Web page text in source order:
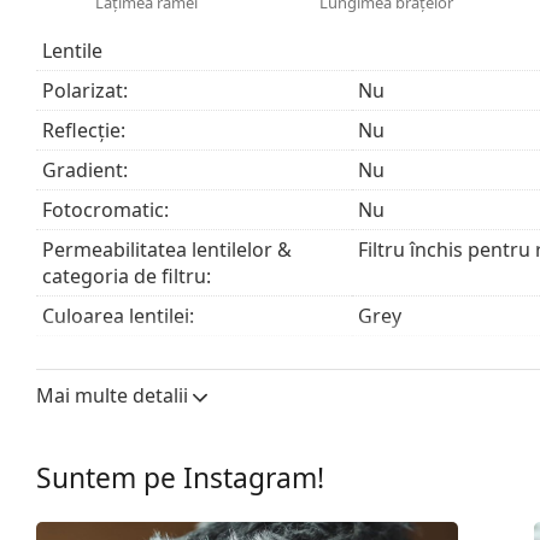
Laveta furnizată este ideală pentru curățarea și
modele să fie livrate cu un săculeț textil în loc de
Explorează întreaga gamă de
ochelari de soare
Lentile
Polarizat:
Nu
Reflecție:
Nu
Gradient:
Nu
Fotocromatic:
Nu
Permeabilitatea lentilelor &
categoria de filtru:
Filtru închis
Culoarea lentilei:
Grey
Lățimea lentilei:
Filtru UV 400:
Mai multe detalii
Suntem pe Instagram!